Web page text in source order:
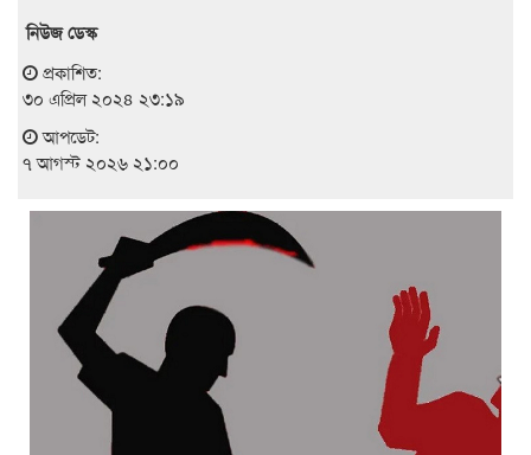
নিউজ ডেস্ক
প্রকাশিত:
৩০ এপ্রিল ২০২৪ ২৩:১৯
আপডেট:
৭ আগস্ট ২০২৬ ২১:০০